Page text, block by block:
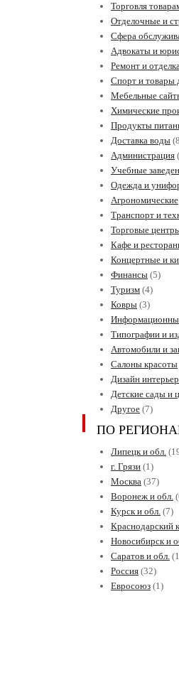
Торговля
Отделочные и
Сфера
Адвокаты и
Ремонт и
Спорт и товары
Мебельные
Химические
Продукты
Доставка воды
Администрация
Учебные
Одежда и
Агрономические
Транспорт и
Торговые
Кафе и
Концертные и
Финансы (5)
Туризм (4)
Ковры (3)
Типографии и
Автомобили и
Салоны красоты
Дизайн
Детские сады и
Другое (7)
ПО
Липецк и обл.
г. Грязи (1)
Москва (37)
Воронеж и обл.
Курск и обл. (7)
Краснодарский
Новосибирск и
Саратов и обл.
Россия (32)
Евросоюз (1)